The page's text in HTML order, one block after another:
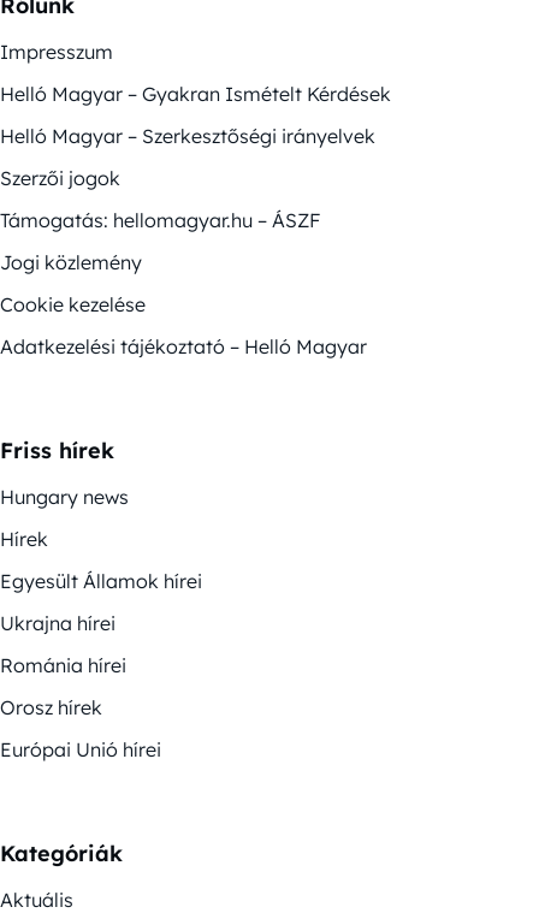
Impresszum
Helló Magyar – Gyakran Ismételt Kérdések
Helló Magyar – Szerkesztőségi irányelvek
Szerzői jogok
Támogatás: hellomagyar.hu – ÁSZF
Jogi közlemény
Cookie kezelése
Adatkezelési tájékoztató – Helló Magyar
Friss hírek
Hungary news
Hírek
Egyesült Államok hírei
Ukrajna hírei
Románia hírei
Orosz hírek
Európai Unió hírei
Kategóriák
Aktuális